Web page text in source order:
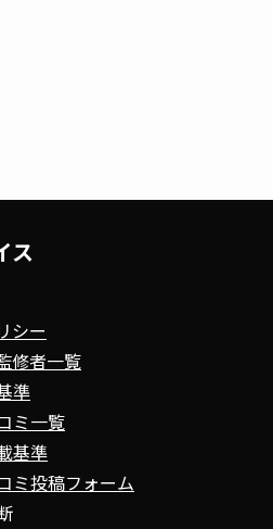
ス
シー
修者一覧
準
ミ一覧
基準
ミ投稿フォーム